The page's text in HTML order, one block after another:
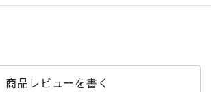
商品レビューを書く